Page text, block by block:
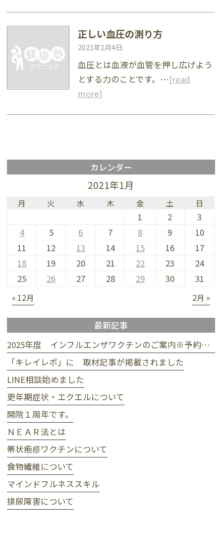
正しい血圧の測り方
2021年1月4日
血圧とは血液が血管を押し広げよう
とする力のことです。…[read
more]
カレンダー
2021年1月
月 火 水 木 金 土 日
1 2
3
4
5 6 7 8 9
10
11
12 13 14 15 16
17
18
19 20 21 22 23
24
25
26 27 28 29 30 31
« 12月 2月 »
最新記事
2025年度 インフルエンザワクチンのご案内※予約受付終了
「キレイレポ」に 取材記事が掲載されました
LINE相談始めました
更年期症状・エクエルについて
開院１周年です。
ＮＥＡＲ法とは
帯状疱疹ワクチンについて
食物繊維について
マインドフルネススキル
排尿障害について